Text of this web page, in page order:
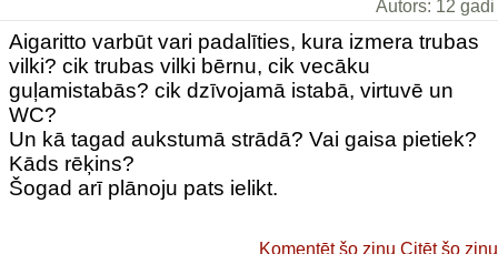
Autors: 12 gadi
Aigaritto varbūt vari padalīties, kura izmera trubas
vilki? cik trubas vilki bērnu, cik vecāku
guļamistabās? cik dzīvojamā istabā, virtuvē un
WC?
Un kā tagad aukstumā strādā? Vai gaisa pietiek?
Kāds rēķins?
Šogad arī plānoju pats ielikt.
Komentēt šo ziņu Citēt šo ziņu